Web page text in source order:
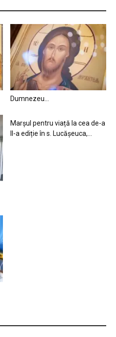
Dumnezeu…
Marșul pentru viață la cea de-a
II-a ediție în s. Lucășeuca,...